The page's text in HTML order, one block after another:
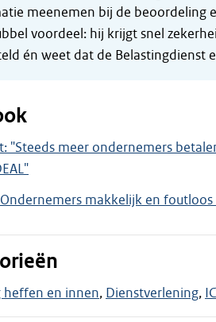
meenemen bij de beoordeling
voordeel: hij krijgt snel
én weet dat de Belastingdienst
"Steeds meer ondernemers
makkelijk en
heffen en innen Dienstverlening